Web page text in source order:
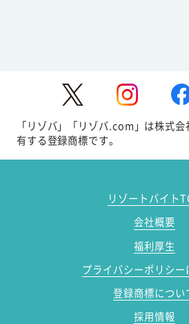
「リゾバ」「リゾバ.com」は株式
有する登録商標です。
リゾートバイト
会社概要
福利厚生
プライバシーポリシー
登録商標につい
採用情報